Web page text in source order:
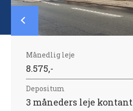
Månedlig leje
8.575,-
Depositum
3 måneders leje kontant